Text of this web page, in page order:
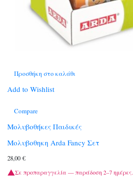
Προσθήκη στο καλάθι
Add to Wishlist
Compare
Μολυβοθήκες Παιδικές
Μολυβοθηκη Arda Fancy Σετ
28,00 €
Σε προπαραγγελία — παράδοση 2–7 ημέρες.